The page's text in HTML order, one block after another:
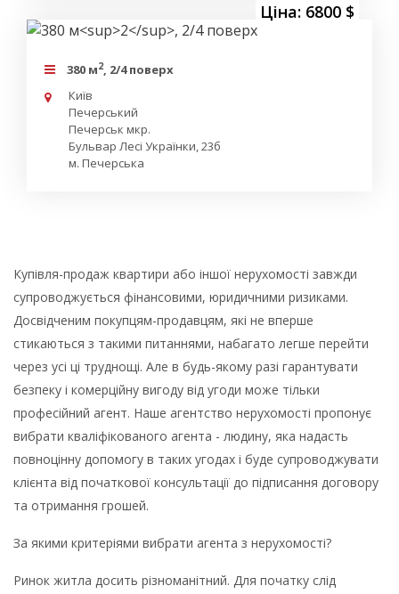
Ціна: 6800 $
380 м2, 2/4 поверх
Київ
Печерський
Печерськ мкр.
Бульвар Лесі Українки, 23б
м. Печерська
Купівля-продаж квартири або іншої нерухомості завжди
супроводжується фінансовими, юридичними ризиками.
Досвідченим покупцям-продавцям, які не вперше
стикаються з такими питаннями, набагато легше перейти
через усі ці труднощі. Але в будь-якому разі гарантувати
безпеку і комерційну вигоду від угоди може тільки
професійний агент. Наше агентство нерухомості пропонує
вибрати кваліфікованого агента - людину, яка надасть
повноцінну допомогу в таких угодах і буде супроводжувати
клієнта від початкової консультації до підписання договору
та отримання грошей.
За якими критеріями вибрати агента з нерухомості?
Ринок житла досить різноманітний. Для початку слід